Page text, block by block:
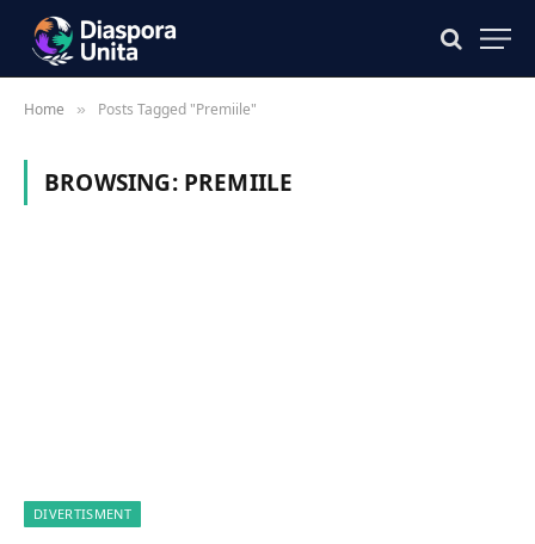
Home » Posts Tagged "Premiile"
BROWSING: PREMIILE
DIVERTISMENT